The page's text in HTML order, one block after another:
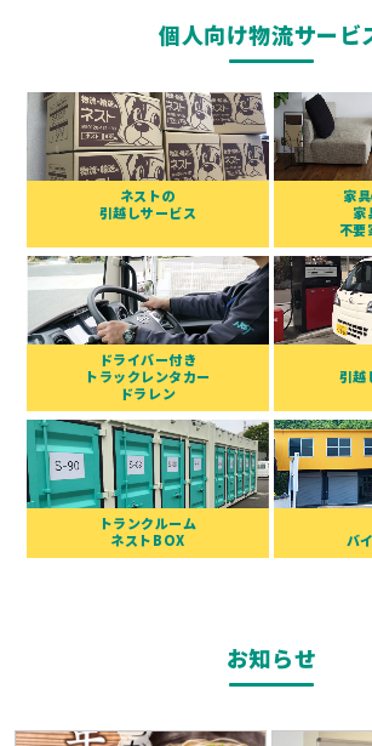
個人向け物流サービ
ネストの
引越しサービス
家
家
不要
ドライバー付き
トラックレンタカー
ドラレン
引越
トランクルーム
ネストBOX
バ
お知らせ